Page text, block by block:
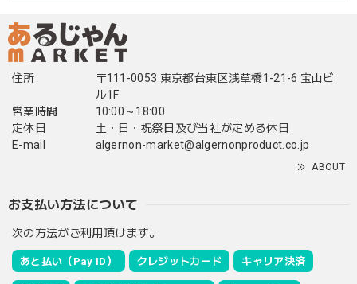
住所
〒111-0053 東京都台東区浅草橋1-21-6 宝山ビ
ル1F
営業時間
10:00～18:00
定休日
土・日・祝祭日及び当社が定める休日
E-mail
algernon-market@algernonproduct.co.jp
ABOUT
お支払い方法について
次の方法がご利用頂けます。
あと払い（Pay ID） クレジットカード キャリア決済